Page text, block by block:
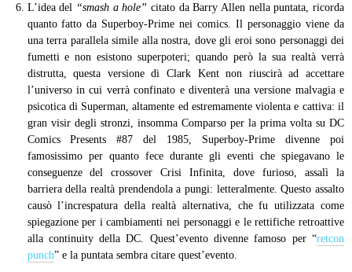
L’idea del “smash a hole” citato da Barry Allen nella puntata, ricorda
quanto fatto da Superboy-Prime nei comics. Il personaggio viene da
una terra parallela simile alla nostra, dove gli eroi sono personaggi dei
fumetti e non esistono superpoteri; quando però la sua realtà verrà
distrutta, questa versione di Clark Kent non riuscirà ad accettare
l’universo in cui verrà confinato e diventerà una versione malvagia e
psicotica di Superman, altamente ed estremamente violenta e cattiva: il
gran visir degli stronzi, insomma Comparso per la prima volta su DC
Comics Presents #87 del 1985, Superboy-Prime divenne poi
famosissimo per quanto fece durante gli eventi che spiegavano le
conseguenze del crossover Crisi Infinita, dove furioso, assalì la
barriera della realtà prendendola a pungi: letteralmente. Questo assalto
causò l’increspatura della realtà alternativa, che fu utilizzata come
spiegazione per i cambiamenti nei personaggi e le rettifiche retroattive
alla continuity della DC. Quest’evento divenne famoso per “retcon
punch” e la puntata sembra citare quest’evento.